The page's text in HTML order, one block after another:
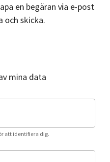
en begäran via e-post
och skicka.
mina data
att identifiera dig.